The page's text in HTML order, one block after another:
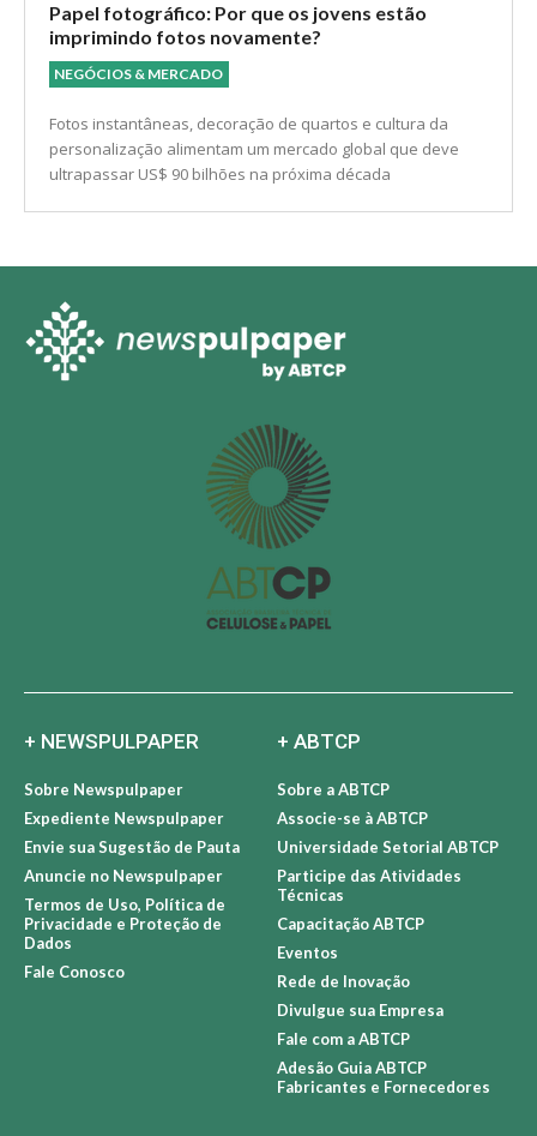
Papel fotográfico: Por que os jovens estão
imprimindo fotos novamente?
NEGÓCIOS & MERCADO
Fotos instantâneas, decoração de quartos e cultura da
personalização alimentam um mercado global que deve
ultrapassar US$ 90 bilhões na próxima década
+ NEWSPULPAPER
Sobre Newspulpaper
Expediente Newspulpaper
Envie sua Sugestão de Pauta
Anuncie no Newspulpaper
Termos de Uso, Política de
Privacidade e Proteção de
Dados
Fale Conosco
+ ABTCP
Sobre a ABTCP
Associe-se à ABTCP
Universidade Setorial ABTCP
Participe das Atividades
Técnicas
Capacitação ABTCP
Eventos
Rede de Inovação
Divulgue sua Empresa
Fale com a ABTCP
Adesão Guia ABTCP
Fabricantes e Fornecedores